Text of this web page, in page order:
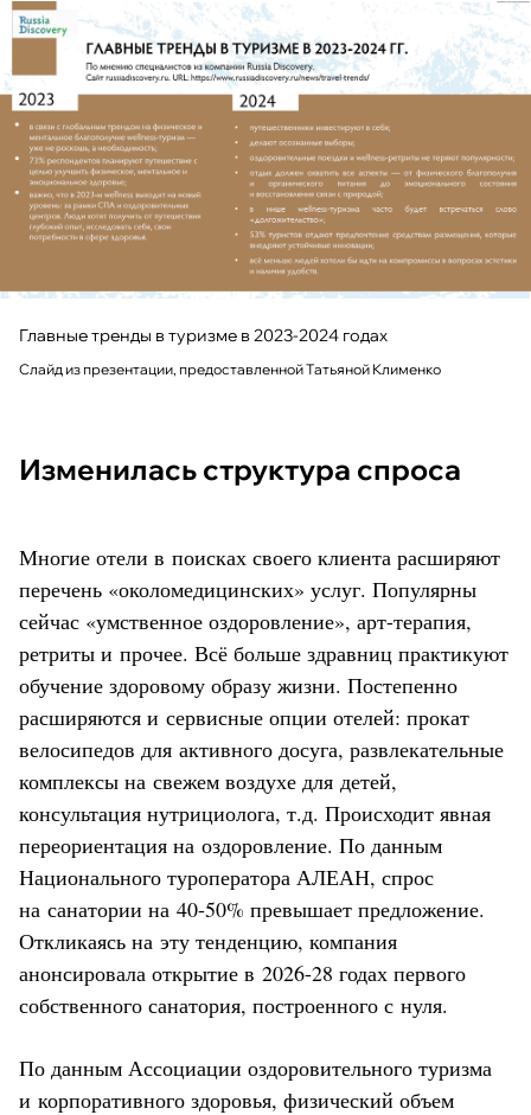
Главные тренды в туризме в 2023-2024 годах
Слайд из презентации, предоставленной Татьяной Клименко
Изменилась структура спроса
Многие отели в поисках своего клиента расширяют
перечень «околомедицинских» услуг. Популярны
сейчас «умственное оздоровление», арт-терапия,
ретриты и прочее. Всё больше здравниц практикуют
обучение здоровому образу жизни. Постепенно
расширяются и сервисные опции отелей: прокат
велосипедов для активного досуга, развлекательные
комплексы на свежем воздухе для детей,
консультация нутрициолога, т.д. Происходит явная
переориентация на оздоровление. По данным
Национального туроператора АЛЕАН, спрос
на санатории на 40-50% превышает предложение.
Откликаясь на эту тенденцию, компания
анонсировала открытие в 2026-28 годах первого
собственного санатория, построенного с нуля.
По данным Ассоциации оздоровительного туризма
и корпоративного здоровья, физический объем